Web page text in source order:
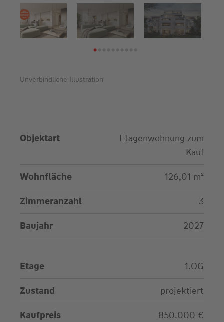
1
Unverbindliche Illustration
Objektart
Etagenwohnung zum
Kauf
Wohnfläche 126,01 m²
Zimmeranzahl 3
Baujahr 2027
Etage 1.OG
Zustand projektiert
Kaufpreis 850.000 €